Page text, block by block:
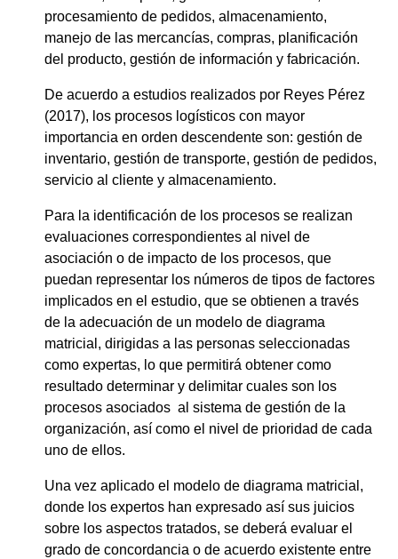
procesamiento de pedidos, almacenamiento,
manejo de las mercancías, compras, planificación
del producto, gestión de información y fabricación.
De acuerdo a estudios realizados por Reyes Pérez
(2017), los procesos logísticos con mayor
importancia en orden descendente son: gestión de
inventario, gestión de transporte, gestión de pedidos,
servicio al cliente y almacenamiento.
Para la identificación de los procesos se realizan
evaluaciones correspondientes al nivel de
asociación o de impacto de los procesos, que
puedan representar los números de tipos de factores
implicados en el estudio, que se obtienen a través
de la adecuación de un modelo de diagrama
matricial, dirigidas a las personas seleccionadas
como expertas, lo que permitirá obtener como
resultado determinar y delimitar cuales son los
procesos asociados al sistema de gestión de la
organización, así como el nivel de prioridad de cada
uno de ellos.
Una vez aplicado el modelo de diagrama matricial,
donde los expertos han expresado así sus juicios
sobre los aspectos tratados, se deberá evaluar el
grado de concordancia o de acuerdo existente entre